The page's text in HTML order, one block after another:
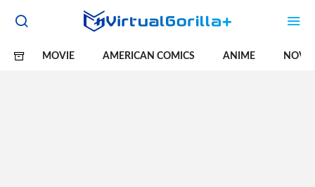
MOVIE AMERICAN COMICS ANIME